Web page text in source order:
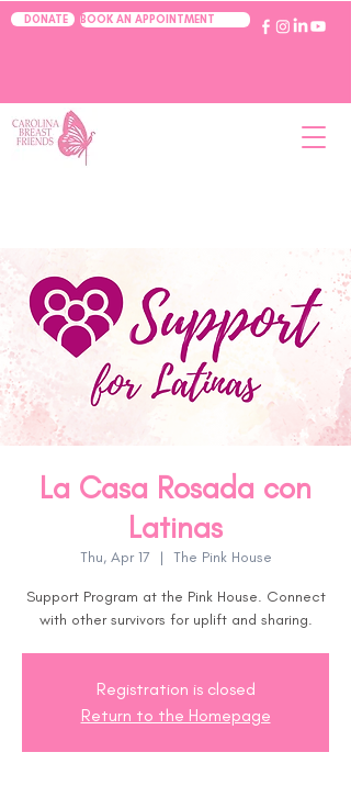
DONATE BOOK AN APPOINTMENT
La Casa Rosada con
Latinas
Thu, Apr 17
  |
The Pink House
Support Program at the Pink House. Connect
with other survivors for uplift and sharing.
Registration is closed
Return to the Homepage